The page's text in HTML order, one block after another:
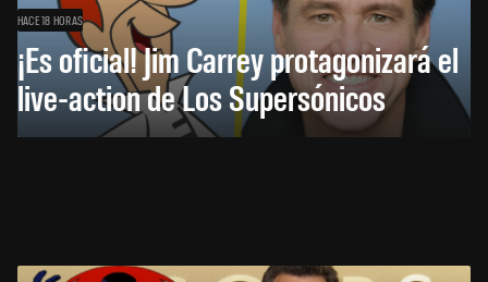
HACE 18 HORAS
¡Es oficial! Jim Carrey protagonizará el
live-action de Los Supersónicos